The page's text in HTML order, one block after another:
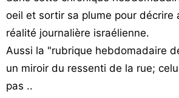
Vos
chroniques
Les
bonnes
adresses
oeil et sortir sa plume pour décrire
réalité journalière israélienne.
Aussi la "rubrique hebdomadaire
un miroir du ressenti de la rue;
pas ..